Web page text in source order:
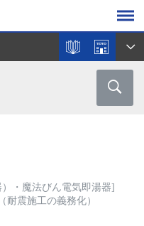
・魔法びん電気即湯器]
耐震施工の義務化）